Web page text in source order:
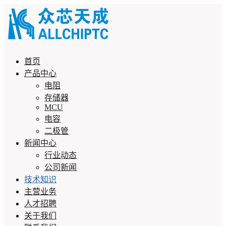
首页
产品中心
电阻
存储器
MCU
电容
二极管
新闻中心
行业动态
公司新闻
技术知识
主营业务
人才招聘
关于我们